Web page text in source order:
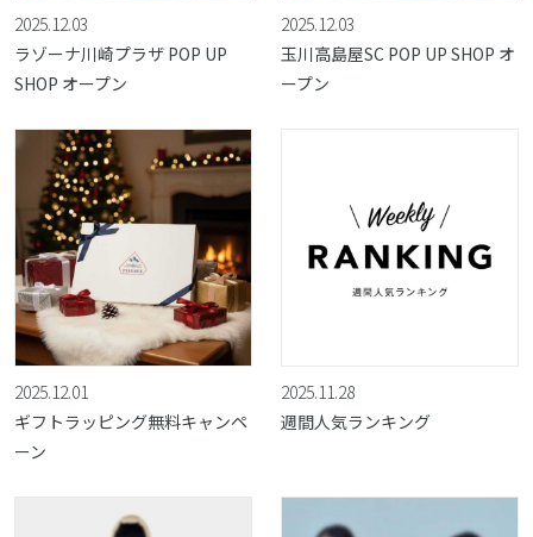
2025.12.03
ラゾーナ川崎プラザ POP UP
SHOP オープン
2025.12.03
玉川高島屋SC POP UP SHOP オ
ープン
2025.12.01
ギフトラッピング無料キャンペ
ーン
2025.11.28
週間人気ランキング